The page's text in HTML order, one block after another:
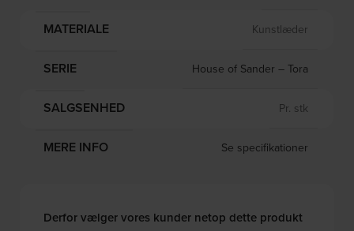
MATERIALE Kunstlæder
SERIE House of Sander – Tora
SALGSENHED Pr. stk
MERE INFO Se specifikationer
Derfor vælger vores kunder netop dette produkt